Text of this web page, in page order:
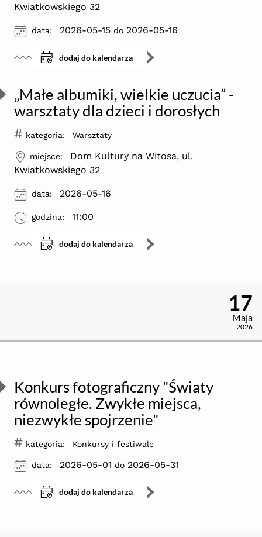
dodaj do kalendarza
Kwiatkowskiego 32
ikona
data: 2026-05-15 do 2026-05-16
„Małe albumiki, wielkie uczucia” -
warsztaty dla dzieci i dorosłych
dodaj do kalendarza
# kategoria: Warsztaty
ikona
miejsce:
Dom Kultury na Witosa, ul.
Kwiatkowskiego 32
ikona
data: 2026-05-16
ikona
godzina: 11:00
17
Maja
2026
Konkurs fotograficzny "Światy
równoległe. Zwykłe miejsca,
niezwykłe spojrzenie"
dodaj do kalendarza
# kategoria: Konkursy i festiwale
ikona
data: 2026-05-01 do 2026-05-31